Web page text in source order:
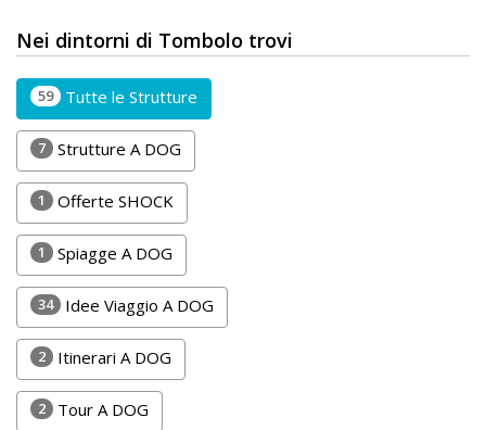
Video
Tutorial
Lavora
con
Noi
Inserisci
Attività
Accedi
Nei dintorni di Tombolo trovi
59 Tutte le Strutture
7 Strutture A DOG
1 Offerte SHOCK
1 Spiagge A DOG
34 Idee Viaggio A DOG
2 Itinerari A DOG
2 Tour A DOG